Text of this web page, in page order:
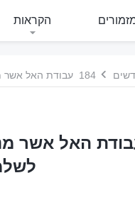
הקראות
184 עבודת האל אשר מנוגדת לתפיסות בני האדם מביאה אותם לשלמות באופן טוב יותר
עבודת האל